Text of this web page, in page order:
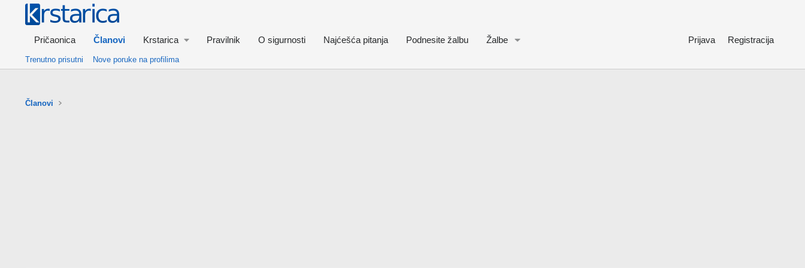
Pričaonica Članovi Krstarica Pravilnik O sigurnosti Najćešća pitanja Podnesite žalbu Žalbe Prijava Registracija
Trenutno prisutni Nove poruke na profilima
Članovi